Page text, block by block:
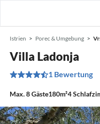
Istrien Porec & Umgebung
Villa Ladonja
1 Bewertung
Max.8Gäste180m²4